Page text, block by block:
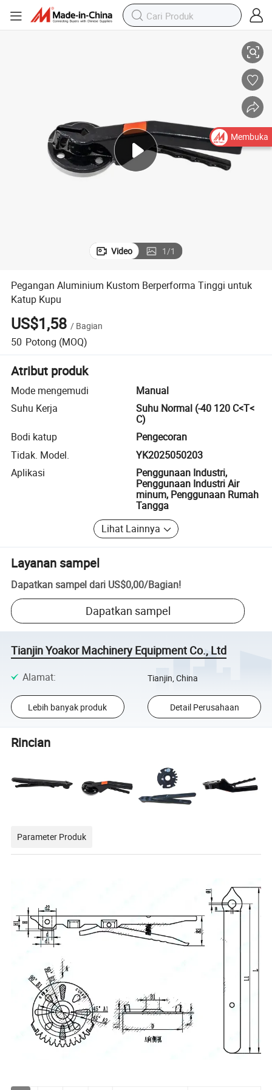
Video 1/1
Pegangan Aluminium Kustom Berperforma Tinggi untuk
Katup Kupu
US$1,58 / Bagian
50 Potong (MOQ)
Atribut produk
Mode mengemudi
Manual
Suhu Kerja
Suhu Normal (-40 120 C<T<
C)
Bodi katup
Pengecoran
Tidak. Model.
YK2025050203
Aplikasi
Penggunaan Industri,
Penggunaan Industri Air
minum, Penggunaan Rumah
Tangga
Lihat Lainnya
Layanan sampel
Dapatkan sampel dari US$0,00/Bagian!
Dapatkan sampel
Tianjin Yoakor Machinery Equipment Co., Ltd
Alamat: Tianjin, China
Lebih banyak produk Detail Perusahaan
Rincian
Parameter Produk
Membuka